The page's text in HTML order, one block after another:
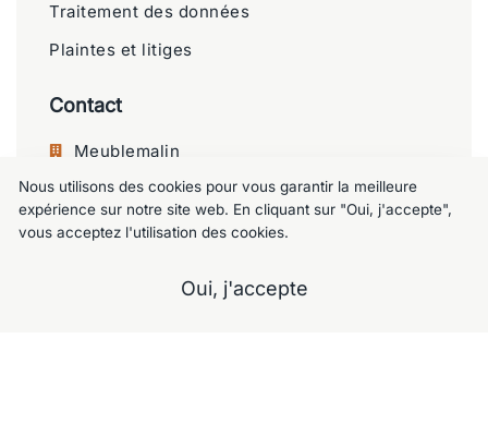
Traitement des données
Plaintes et litiges
Contact
Meublemalin
Chaussée de Charleroi 125, 1060 Saint-
Gilles
meublemalin@hotmail.com
Nous utilisons des cookies pour vous garantir la meilleure
expérience sur notre site web. En cliquant sur "Oui, j'accepte",
vous acceptez l'utilisation des cookies.
Oui, j'accepte